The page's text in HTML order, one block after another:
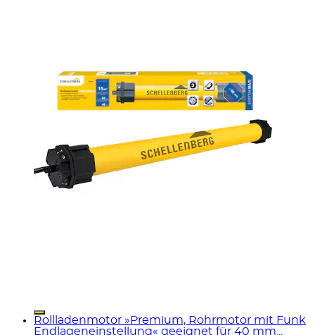
Rollladenmotor »Premium, Rohrmotor mit Funk
Endlageneinstellung« geeignet für 40 mm...